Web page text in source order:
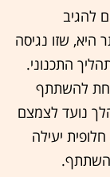
להגיב
היא, שזו נגיסה
התכנוני.
להשתתף
נועד לצמצם
יעילה